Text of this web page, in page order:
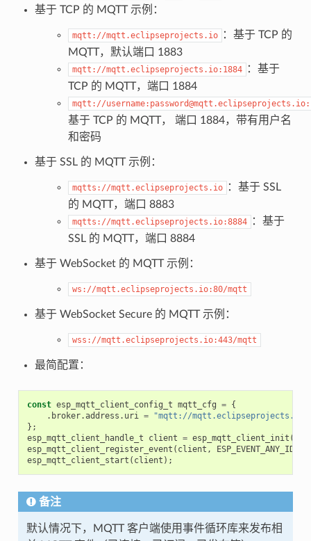
基于 TCP 的 MQTT 示例：
mqtt://mqtt.eclipseprojects.io
：基于 TCP 的
MQTT，默认端口 1883
mqtt://mqtt.eclipseprojects.io:1884
：基于
TCP 的 MQTT，端口 1884
mqtt://
基于 TCP 的 MQTT， 端口 1884，带有用户名
和密码
基于 SSL 的 MQTT 示例：
mqtts://mqtt.eclipseprojects.io
：基于 SSL
的 MQTT，端口 8883
mqtts://mqtt.eclipseprojects.io:8884
：基于
SSL 的 MQTT，端口 8884
基于 WebSocket 的 MQTT 示例：
ws://mqtt.eclipseprojects.io:80/mqtt
基于 WebSocket Secure 的 MQTT 示例：
wss://mqtt.eclipseprojects.io:443/mqtt
最简配置：
const esp_mqtt_client_config_t mqtt_cfg = {
. broker.address . uri = "mqtt://mqtt.eclipseprojects.io"
};
esp_mqtt_client_handle_t
client = esp_mqtt_client_init (
esp_mqtt_client_register_event ( client , ESP_EVENT_ANY_ID
esp_mqtt_client_start ( client );
备注
默认情况下，MQTT 客户端使用事件循环库来发布相